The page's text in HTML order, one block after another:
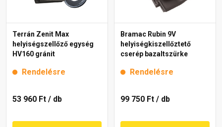
Terrán Zenit Max
helyiségszellőző egység
HV160 gránit
Rendelésre
53 960 Ft / db
Bramac Rubin 9V
helyiségkiszellőztető
cserép bazaltszürke
Rendelésre
99 750 Ft / db